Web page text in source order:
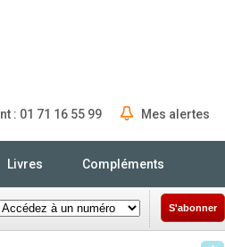
: 01 71 16 55 99 Mes alertes
Livres Compléments
S'abonner